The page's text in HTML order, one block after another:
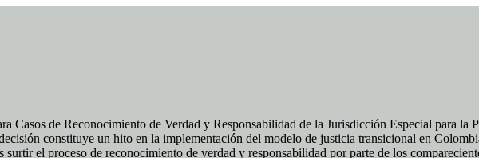
Casos de Reconocimiento de Verdad y Responsabilidad de la Jurisdicción Especial para la
constituye un hito en la implementación del modelo de justicia transicional en
el proceso de reconocimiento de verdad y responsabilidad por parte de los